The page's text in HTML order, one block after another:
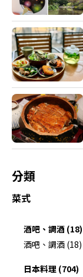
分類
菜式
酒吧、調酒 (18)
酒吧、調酒 (18)
日本料理 (704)